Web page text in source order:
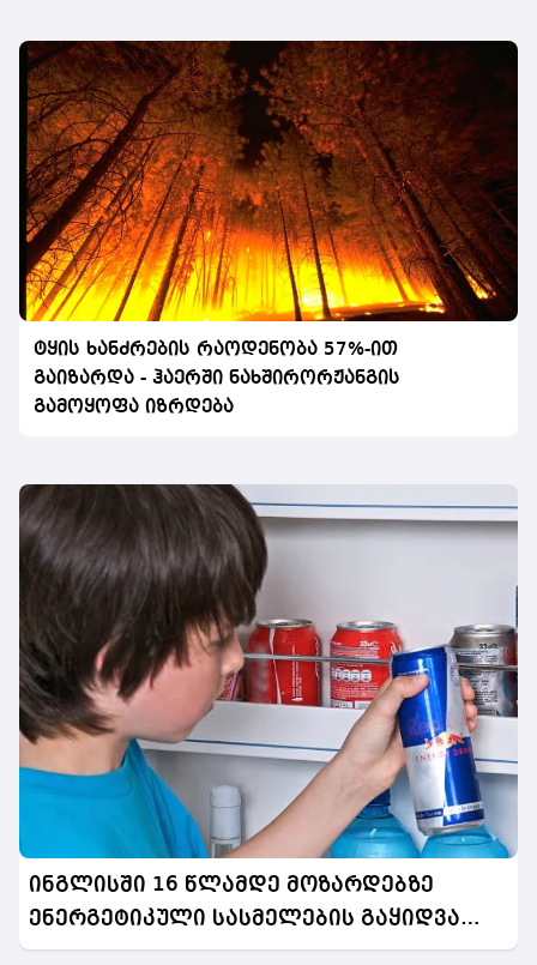
ტყის ხანძრების რაოდენობა 57%-ით
გაიზარდა - ჰაერში ნახშირორჟანგის
გამოყოფა იზრდება
ინგლისში 16 წლამდე მოზარდებზე
ენერგეტიკული სასმელების გაყიდვა
აიკრძალება